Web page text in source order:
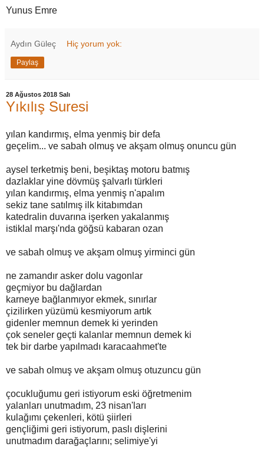
Yunus Emre
Aydın Güleç Hiç yorum yok:
Paylaş
28 Ağustos 2018 Salı
Yıkılış Suresi
yılan kandırmış, elma yenmiş bir defa
geçelim... ve sabah olmuş ve akşam olmuş onuncu gün
aysel terketmiş beni, beşiktaş motoru batmış
dazlaklar yine dövmüş şalvarlı türkleri
yılan kandırmış, elma yenmiş n'apalım
sekiz tane satılmış ilk kitabımdan
katedralin duvarına işerken yakalanmış
istiklal marşı'nda göğsü kabaran ozan
ve sabah olmuş ve akşam olmuş yirminci gün
ne zamandır asker dolu vagonlar
geçmiyor bu dağlardan
karneye bağlanmıyor ekmek, sınırlar
çizilirken yüzümü kesmiyorum artık
gidenler memnun demek ki yerinden
çok seneler geçti kalanlar memnun demek ki
tek bir darbe yapılmadı karacaahmet'te
ve sabah olmuş ve akşam olmuş otuzuncu gün
çocukluğumu geri istiyorum eski öğretmenim
yalanları unutmadım, 23 nisan'ları
kulağımı çekenleri, kötü şiirleri
gençliğimi geri istiyorum, paslı dişlerini
unutmadım darağaçlarını; selimiye'yi